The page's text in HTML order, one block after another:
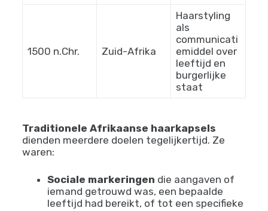
draadtechnie
ken voor
ceremoniële
doeleinden
Haarstyling
als
leeftijd en
burgerlijke
staat
Traditionele Afrikaanse haarkapsels
dienden meerdere doelen tegelijkertijd. Ze